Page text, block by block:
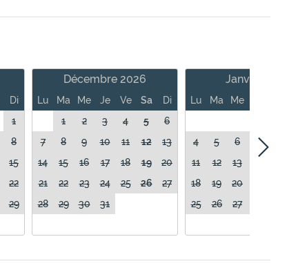
Di
1
8
15
22
29
Décembre 2026
Lu Ma Me Je Ve Sa
Di
1
2 3 4 5
6
7
8 9 10 11 12
13
14
15 16 17 18 19
20
21
22 23 24 25 26
27
28
29 30 31
Janvier 2027
Lu Ma Me
4
5 6 7
11
12 13
18
19 20
25
26 27